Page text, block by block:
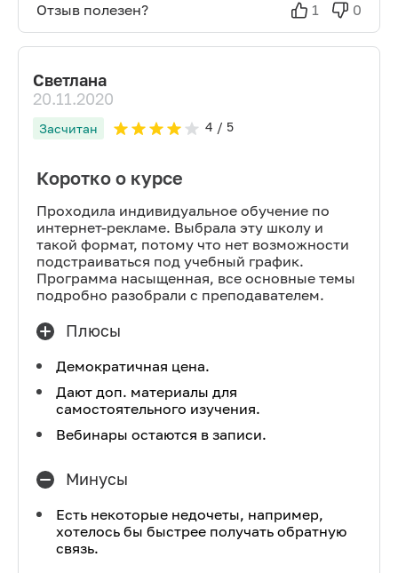
Отзыв полезен? 1 0
Светлана
20.11.2020
Засчитан 4 / 5
Коротко о курсе
Проходила индивидуальное обучение по
интернет-рекламе. Выбрала эту школу и
такой формат, потому что нет возможности
подстраиваться под учебный график.
Программа насыщенная, все основные темы
подробно разобрали с преподавателем.
Плюсы
Демократичная цена.
Дают доп. материалы для
самостоятельного изучения.
Вебинары остаются в записи.
Минусы
Есть некоторые недочеты, например,
хотелось бы быстрее получать обратную
связь.